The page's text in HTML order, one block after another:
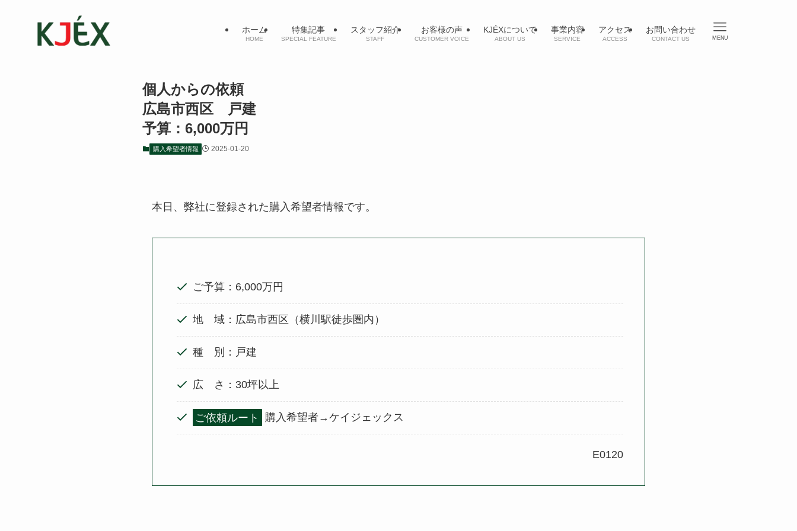
ホーム
HOME
特集記事
SPECIAL FEATURE
スタッフ紹介
STAFF
お客様の声
CUSTOMER VOICE
KJÉXについて
ABOUT US
事業内容
SERVICE
アクセス
ACCESS
お問い合わせ
CONTACT US MENU
個人からの依頼
広島市西区 戸建
予算：6,000万円
購入希望者情報 2025-01-20
本日、弊社に登録された購入希望者情報です。
ご予算：6,000万円
地 域：広島市西区（横川駅徒歩圏内）
種 別：戸建
広 さ：30坪以上
ご依頼ルート 購入希望者→ケイジェックス
E0120